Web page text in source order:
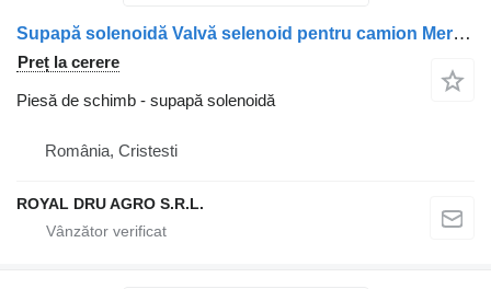
Supapă solenoidă Valvă selenoid pentru camion Mercedes-Benz A0009975212 / 0009975212 / A0009973812 / 0009973812
Preț la cerere
Piesă de schimb - supapă solenoidă
România, Cristesti
ROYAL DRU AGRO S.R.L.